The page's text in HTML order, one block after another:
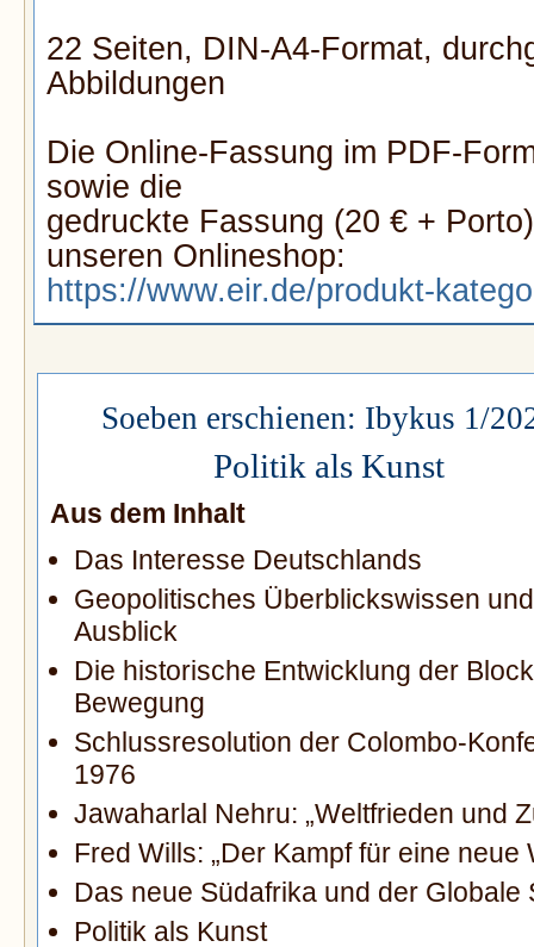
22 Seiten, DIN-A4-Format,
Abbildungen
Die Online-Fassung im PDF-
sowie die
gedruckte Fassung (20 € +
unseren Onlineshop:
https://www.eir.de/produkt-
Soeben erschienen: Ibykus 1/
Politik als Kunst
Aus dem Inhalt
Das Interesse Deutschlands
Geopolitisches Überblickswissen und
Ausblick
Die historische Entwicklung der
Bewegung
Schlussresolution der Colombo-
1976
Jawaharlal Nehru: „Weltfrieden und
Fred Wills: „Der Kampf für eine neue
Das neue Südafrika und der Globale
Politik als Kunst